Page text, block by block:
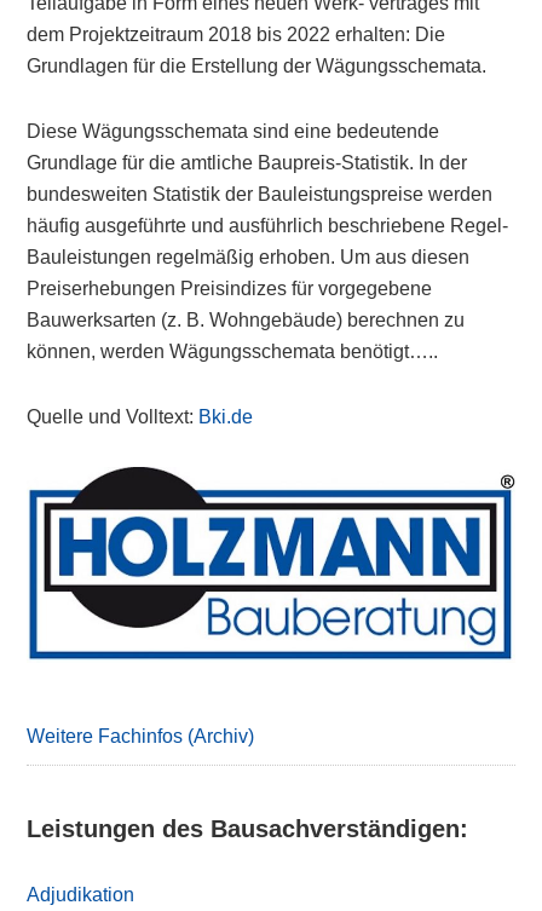
dem Projektzeitraum 2018 bis 2022 erhalten: Die
Grundlagen für die Erstellung der Wägungsschemata.
Diese Wägungsschemata sind eine bedeutende
Grundlage für die amtliche Baupreis-Statistik. In der
bundesweiten Statistik der Bauleistungspreise werden
häufig ausgeführte und ausführlich beschriebene Regel-
Bauleistungen regelmäßig erhoben. Um aus diesen
Preiserhebungen Preisindizes für vorgegebene
Bauwerksarten (z. B. Wohngebäude) berechnen zu
können, werden Wägungsschemata benötigt…..
Quelle und Volltext: Bki.de
Primary
Sidebar
Weitere Fachinfos (Archiv)
Leistungen des Bausachverständigen:
Adjudikation